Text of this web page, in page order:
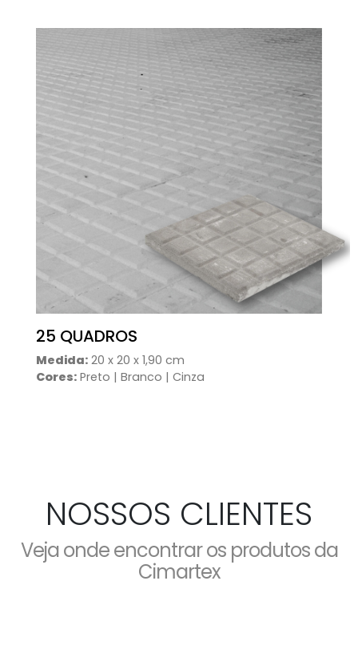
25 QUADROS
Medida: 20 x 20 x 1,90 cm
Cores: Preto | Branco | Cinza
NOSSOS CLIENTES
Veja onde encontrar os produtos da
Cimartex